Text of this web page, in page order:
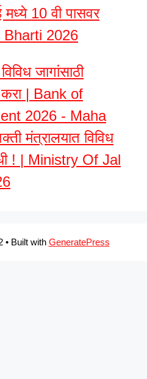
10 वी पासवर
Bharti 2026
जागांसाठी
| Bank of
2026 - Maha
मंत्रालयात विविध
! | Ministry Of Jal
• Built with GeneratePress